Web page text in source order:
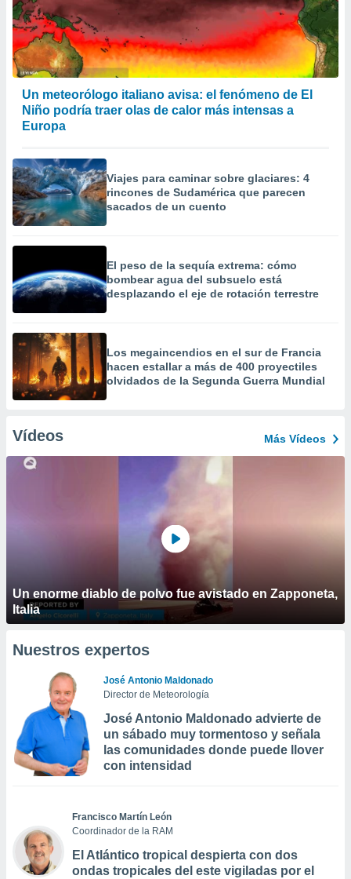
Un meteorólogo italiano avisa: el fenómeno de El
Niño podría traer olas de calor más intensas a
Europa
Viajes para caminar sobre glaciares: 4
rincones de Sudamérica que parecen
sacados de un cuento
El peso de la sequía extrema: cómo
bombear agua del subsuelo está
desplazando el eje de rotación terrestre
Los megaincendios en el sur de Francia
hacen estallar a más de 400 proyectiles
olvidados de la Segunda Guerra Mundial
Vídeos Más Vídeos
Un enorme diablo de polvo fue avistado en Zapponeta,
Italia
Nuestros expertos
José Antonio Maldonado
Director de Meteorología
José Antonio Maldonado advierte de
un sábado muy tormentoso y señala
las comunidades donde puede llover
con intensidad
Francisco Martín León
Coordinador de la RAM
El Atlántico tropical despierta con dos
ondas tropicales del este vigiladas por el